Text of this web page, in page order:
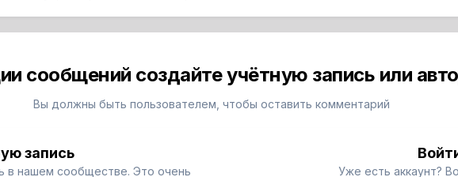
сообщений создайте учётную запись или
Вы должны быть пользователем, чтобы оставить комментарий
запись
в нашем сообществе. Это очень Уже есть аккаунт?